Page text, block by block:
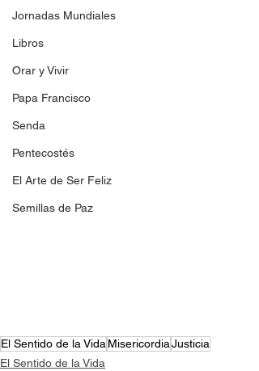
Jornadas Mundiales
Libros
Orar y Vivir
Papa Francisco
Senda
Pentecostés
El Arte de Ser Feliz
Semillas de Paz
El Sentido de la Vida MisericordiaJusticia
El Sentido de la Vida